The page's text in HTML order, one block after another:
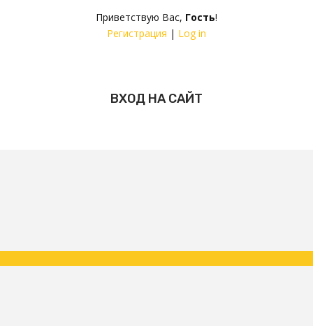
Приветствую Вас, Гость!
Регистрация | Log in
ВХОД НА САЙТ